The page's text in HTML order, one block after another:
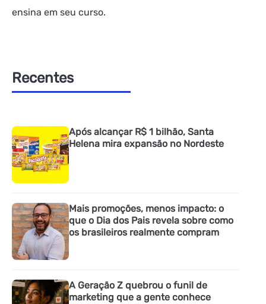
ensina em seu curso.
Recentes
Após alcançar R$ 1 bilhão, Santa
Helena mira expansão no Nordeste
Mais promoções, menos impacto: o
que o Dia dos Pais revela sobre como
os brasileiros realmente compram
A Geração Z quebrou o funil de
marketing que a gente conhece